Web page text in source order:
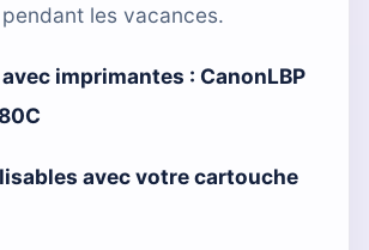
pendant les vacances.
imprimantes : CanonLBP
avec votre cartouche